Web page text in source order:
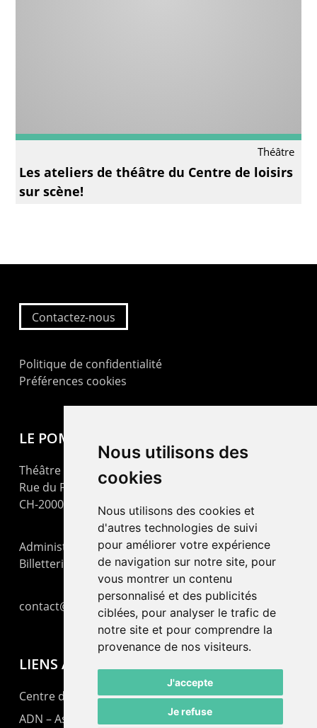
Nous utilisons des
cookies
Nous utilisons des cookies et
d'autres technologies de suivi
pour améliorer votre expérience
de navigation sur notre site, pour
vous montrer un contenu
personnalisé et des publicités
ciblées, pour analyser le trafic de
notre site et pour comprendre la
provenance de nos visiteurs.
J'accepte
Je refuse
Théâtre
Les ateliers de théâtre du Centre de loisirs
sur scène!
Contactez-nous
Politique de confidentialité
Préférences cookies
LE POMMIER
Théâtre – Centre Culturel Neuchâtelois
Rue du Pommier 9
CH-2000 Neuchâtel
Administration : +41 32 725 03 03
Billetterie : +41 32 725 05 05
contact@lepommier.ch
LIENS AMIS
Centre de culture ABC
ADN – Association Danse Neuchâtel